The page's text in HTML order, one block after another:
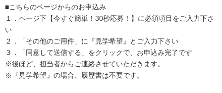
■こちらのページからのお申込み
１．ページ下【今すぐ簡単！30秒応募！】に必須項目をご入力下さ
い
２．「その他のご用件」に『見学希望』とご入力下さい
３．「同意して送信する」をクリックで、お申込み完了です
※後ほど、担当者からご連絡させていただきます。
※『見学希望』の場合、履歴書は不要です。